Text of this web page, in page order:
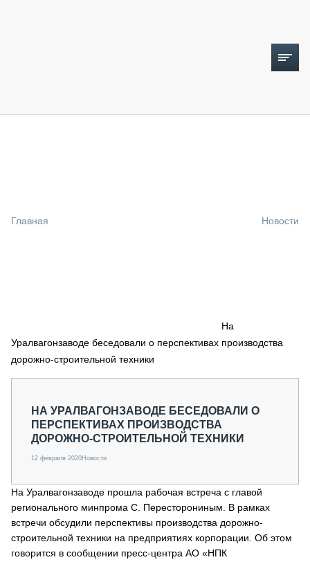
СПЕЦПРОЕКТЫ
МЕРОПРИЯТИЯ
СТАТЬИ ПО КАТЕГОРИЯМ ТЕХНИКИ
Главная Новости
На
Уралвагонзаводе беседовали о перспективах производства
дорожно-строительной техники
НА УРАЛВАГОНЗАВОДЕ БЕСЕДОВАЛИ О
ПЕРСПЕКТИВАХ ПРОИЗВОДСТВА
ДОРОЖНО-СТРОИТЕЛЬНОЙ ТЕХНИКИ
12 февраля 2020Новости
На Уралвагонзаводе прошла рабочая встреча с главой
регионального минпрома С. Пересторониным. В рамках
встречи обсудили перспективы производства дорожно-
строительной техники на предприятиях корпорации. Об этом
говорится в сообщении пресс-центра АО «НПК